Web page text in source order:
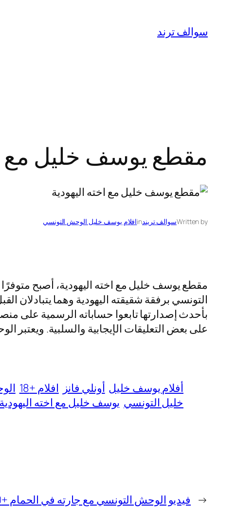
المحتوى
سوالف ترند
مقطع يوسف خليل مع اخته
Written byسوالف تريندinافلام يوسف خليل الوحش التونسي
مقطع يوسف خليل مع اخته اليهودية، أصبح
التونسي برفقة شقيقته اليهودية وهما
بأحدث إصدارتها تابعوا حساباته الرسمية على
على بعض التعليقات الإيجابية والسلبية. ويعتبر
أفلام يوسف خليل أونلي فانز افلام +18
خليل التونسي يوسف خليل مع اخته اليهودية
← فيديو الوحش التونسي مع جارته في الحمام +20 كامل بدون حذف